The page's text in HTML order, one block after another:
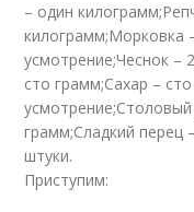
– один
килограмм;Морковка
усмотрение;Чеснок –
сто грамм;Сахар –
усмотрение;Столовый
грамм;Сладкий перец
штуки.
Приступим: